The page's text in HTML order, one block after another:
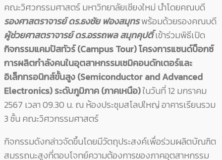
คณะวิศวกรรมศาสตร์ มหาวิทยาลัยเชียงใหม่ นำโดยคณบดี
รองศาสตราจารย์ ดร.ธงชัย ฟองสมุทรพร้อมด้วยรองคณบดี
ผู้ช่วยศาสตราจารย์ ดร.อรรถพล สมุทคุปติ์เข้าร่วมพิธีเปิด
กิจกรรมแคมปัสทัวร์ (Campus Tour) โครงการแซนด์บ็อกซ์
การผลิตกำลังคนในอุตสาหกรรมเซมิคอนดักเตอร์และ
อิเล็กทรอนิกส์ขั้นสูง (Semiconductor and Advanced
Electronics) ระดับภูมิภาค (ภาคเหนือ)ในวันที่ 12 มกราคม
2567 เวลา 09.30 น. ณ ห้องประชุมสโลปใหญ่ อาคารเรียนรวม
3 ชั้น คณะวิศวกรรมศาสตร์
กิจกรรมดังกล่าวจัดขึ้นโดยมีวัตถุประสงค์เพื่อร่วมผลิตบัณฑิต
สมรรถนะสูงที่ตอบโจทย์ความต้องการของภาคอุตสาหกรรม